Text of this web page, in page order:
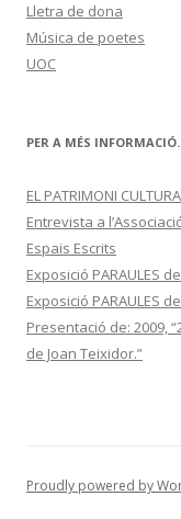
Lletra de dona
Música de poetes
UOC
PER A MÉS
EL PATRIMONI
Entrevista a
Espais Escrits
Exposició PARAULES
Exposició PARAULES
Presentació de: 2009,
de Joan Teixidor.”
Proudly powered by